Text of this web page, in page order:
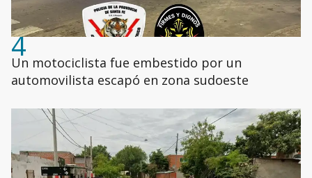
4
Un motociclista fue embestido por un
automovilista escapó en zona sudoeste